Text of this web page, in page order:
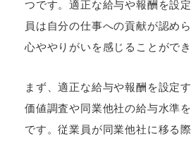
つです。適正な給与や報酬を設
員は自分の仕事への貢献が認め
心ややりがいを感じることができ
まず、適正な給与や報酬を設定
価値調査や同業他社の給与水準
です。従業員が同業他社に移る